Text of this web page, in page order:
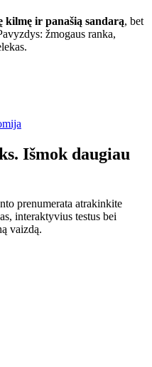
kilmę ir panašią sandarą, bet
žmogaus ranka,
Išmok daugiau
prenumerata atrakinkite
interaktyvius testus bei
vaizdą.